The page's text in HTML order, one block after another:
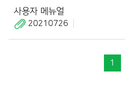
사용자 메뉴얼
20210726
1